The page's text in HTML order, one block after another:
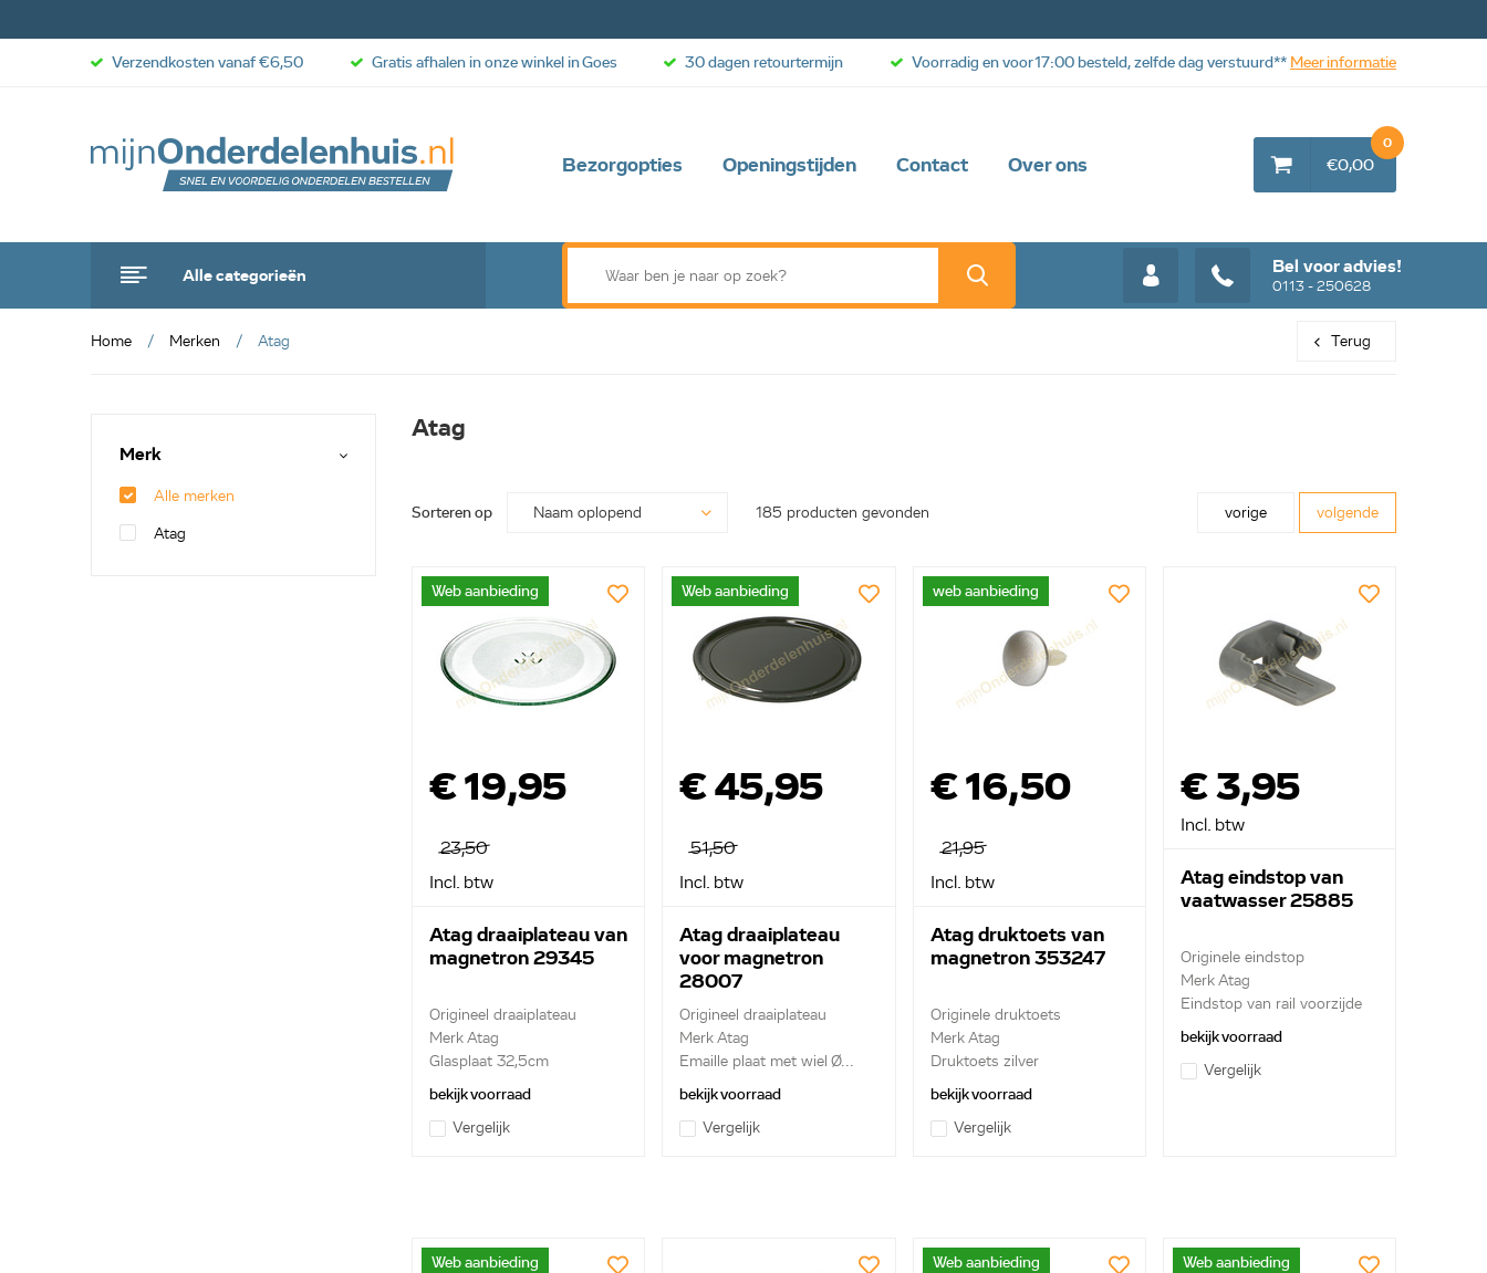
Bezorgopties Openingstijden Contact Over ons
Alle categorieën Bel voor advies!
0113 - 250628
€0,00
0
Verzendkosten vanaf €6,50 Gratis afhalen in onze winkel in Goes 30 dagen retourtermijn Voorradig en voor 17:00 besteld, zelfde dag verstuurd** Meer informatie
Home Merken Atag Terug
Merk
Alle merken
Atag
Atag
Sorteren op 185 producten gevonden vorige volgende
Web aanbieding
€ 19,95
23,50
Incl. btw
Atag draaiplateau van
magnetron 29345
Origineel draaiplateau
Merk Atag
Glasplaat 32,5cm
bekijk voorraad
Vergelijk
Web aanbieding
€ 45,95
51,50
Incl. btw
Atag draaiplateau
voor magnetron
28007
Origineel draaiplateau
Merk Atag
Emaille plaat met wiel Ø...
bekijk voorraad
Vergelijk
web aanbieding
€ 16,50
21,95
Incl. btw
Atag druktoets van
magnetron 353247
Originele druktoets
Merk Atag
Druktoets zilver
bekijk voorraad
Vergelijk
€ 3,95
Incl. btw
Atag eindstop van
vaatwasser 25885
Originele eindstop
Merk Atag
Eindstop van rail voorzijde
...
bekijk voorraad
Vergelijk
Web aanbieding Web aanbieding Web aanbieding